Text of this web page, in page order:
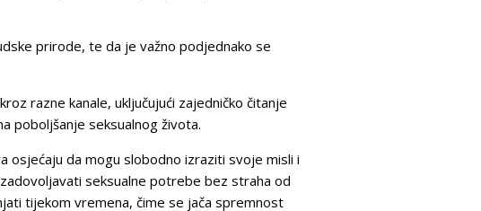
prirode, te da je važno podjednako se
razne kanale, uključujući zajedničko čitanje
poboljšanje seksualnog života.
osjećaju da mogu slobodno izraziti svoje misli i
seksualne potrebe bez straha od
tijekom vremena, čime se jača spremnost